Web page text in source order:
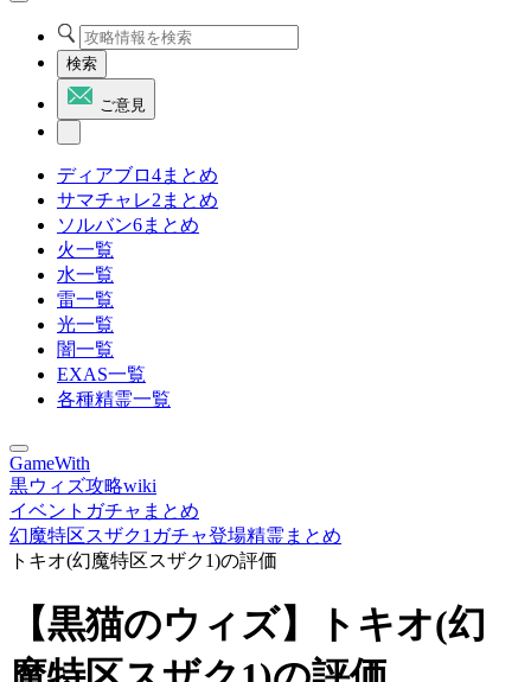
検索
ご意見
ディアブロ4まとめ
サマチャレ2まとめ
ソルバン6まとめ
火一覧
水一覧
雷一覧
光一覧
闇一覧
EXAS一覧
各種精霊一覧
GameWith
黒ウィズ攻略wiki
イベントガチャまとめ
幻魔特区スザク1ガチャ登場精霊まとめ
トキオ(幻魔特区スザク1)の評価
【黒猫のウィズ】トキオ(幻